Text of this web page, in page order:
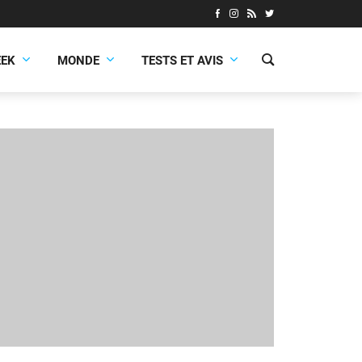
MONDE TESTS ET AVIS